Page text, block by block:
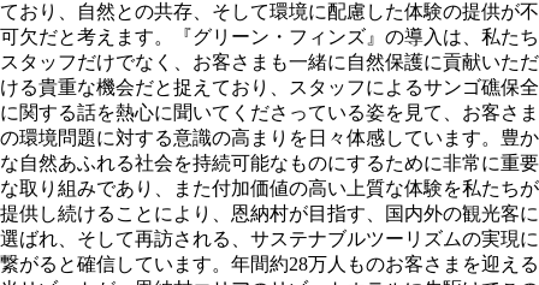
ており、自然との共存、そして環境に配慮した体験の提供が不
可欠だと考えます。『グリーン・フィンズ』の導入は、私たち
スタッフだけでなく、お客さまも一緒に自然保護に貢献いただ
ける貴重な機会だと捉えており、スタッフによるサンゴ礁保全
に関する話を熱心に聞いてくださっている姿を見て、お客さま
の環境問題に対する意識の高まりを日々体感しています。豊か
な自然あふれる社会を持続可能なものにするために非常に重要
な取り組みであり、また付加価値の高い上質な体験を私たちが
提供し続けることにより、恩納村が目指す、国内外の観光客に
選ばれ、そして再訪される、サステナブルツーリズムの実現に
繋がると確信しています。年間約28万人ものお客さまを迎える